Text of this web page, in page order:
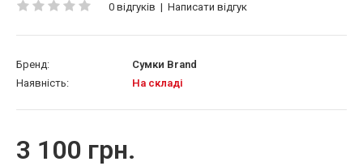
0 відгуків | Написати відгук
Бренд:
Сумки Brand
Наявність:
На складі
3 100 грн.